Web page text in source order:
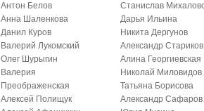
Антон Белов
Анна Шаленкова
Данил Куров
Валерий Лукомский
Олег Шурыгин
Валерия
Преображенская
Алексей Полищук
Станислав
Дарья Ильина
Никита Дергунов
Александр Стариков
Алина Георгиевская
Николай Миловидов
Татьяна Борисова
Александр Сафаров